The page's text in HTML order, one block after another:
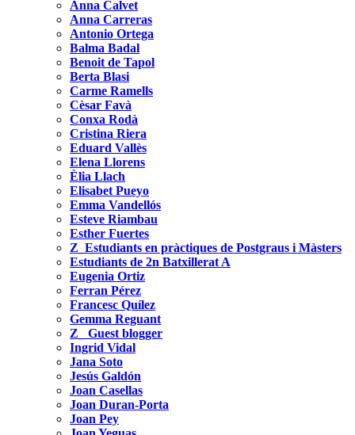
Anna Calvet
Anna Carreras
Antonio Ortega
Balma Badal
Benoit de Tapol
Berta Blasi
Carme Ramells
Cèsar Favà
Conxa Rodà
Cristina Riera
Eduard Vallès
Elena Llorens
Èlia Llach
Elisabet Pueyo
Emma Vandellós
Esteve Riambau
Esther Fuertes
Z_Estudiants en pràctiques de Postgraus i Màsters
Estudiants de 2n Batxillerat A
Eugenia Ortiz
Ferran Pérez
Francesc Quílez
Gemma Reguant
Z_ Guest blogger
Ingrid Vidal
Jana Soto
Jesús Galdón
Joan Casellas
Joan Duran-Porta
Joan Pey